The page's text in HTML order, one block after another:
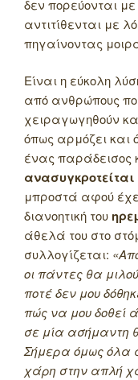
δεν πορεύονται
αντιτίθενται με
πηγαίνοντας
Είναι η εύκολη
από ανθρώπους
χειραγωγηθούν
όπως αρμόζει και
ένας παράδεισος
ανασυγκροτείται
μπροστά αφού
διανοητική του
άθελά του στο
συλλογίζεται:
οι πάντες θα
ποτέ δεν μου
πώς να μου δοθεί
σε μία ασήμαντη
Σήμερα όμως όλα
χάρη στην απλή